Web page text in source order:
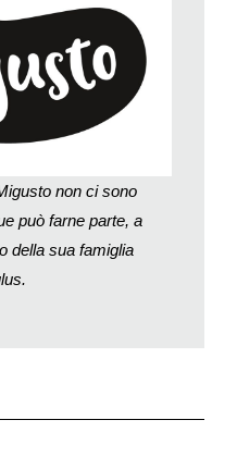
12 g di grassi, 19 g di
non ci sono
può farne parte, a
della sua famiglia